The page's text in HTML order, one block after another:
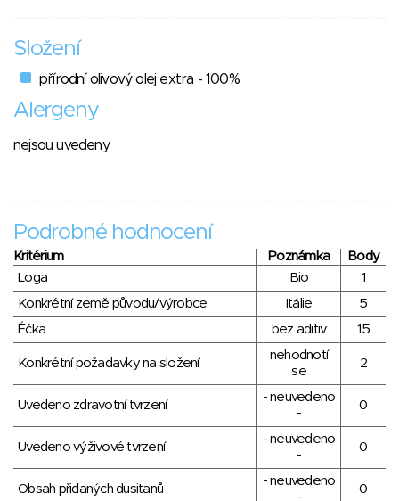
Složení
přírodní olivový olej extra - 100%
Alergeny
nejsou uvedeny
Podrobné hodnocení
Kritérium Poznámka
Body
Loga
Bio
1
Konkrétní země původu/výrobce
Itálie
5
Éčka
bez aditiv 15
Konkrétní požadavky na složení
nehodnotí
se
2
Uvedeno zdravotní tvrzení
- neuvedeno
-
0
Uvedeno výživové tvrzení
- neuvedeno
-
0
Obsah přidaných dusitanů
- neuvedeno
-
0